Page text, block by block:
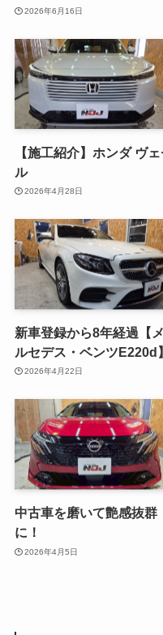
2026年6月16日
【施工紹介】ホンダ ヴ
ル
2026年4月28日
新車登録から8年経過【メ
ルセデス・ベンツE220d】
2026年4月22日
中古車を磨いて艶感抜群
に！
2026年4月5日